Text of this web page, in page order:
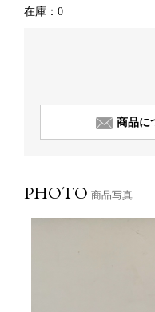
在庫：0
商品に
PHOTO 商品写真